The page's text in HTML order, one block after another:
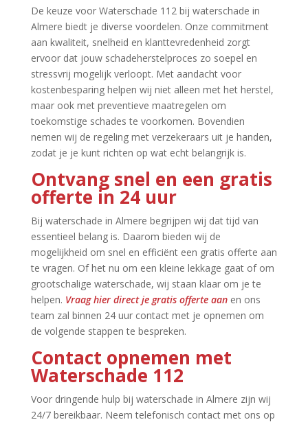
De keuze voor Waterschade 112 bij waterschade in
Almere biedt je diverse voordelen.​ Onze commitment
aan kwaliteit, snelheid en klanttevredenheid zorgt
ervoor dat jouw schadeherstelproces zo soepel en
stressvrij mogelijk verloopt.​ Met aandacht voor
kostenbesparing helpen wij niet alleen met het herstel,
maar ook met preventieve maatregelen om
toekomstige schades te voorkomen.​ Bovendien
nemen wij de regeling met verzekeraars uit je handen,
zodat je je kunt richten op wat echt belangrijk is.​
Ontvang snel en een gratis
offerte in 24 uur
Bij waterschade in Almere begrijpen wij dat tijd van
essentieel belang is.​ Daarom bieden wij de
mogelijkheid om snel en efficiënt een gratis offerte aan
te vragen.​ Of het nu om een kleine lekkage gaat of om
grootschalige waterschade, wij staan klaar om je te
helpen.​ Vraag hier direct je gratis offerte aanen ons
team zal binnen 24 uur contact met je opnemen om
de volgende stappen te bespreken.​
Contact opnemen met
Waterschade 112
Voor dringende hulp bij waterschade in Almere zijn wij
24/7 bereikbaar.​ Neem telefonisch contact met ons op